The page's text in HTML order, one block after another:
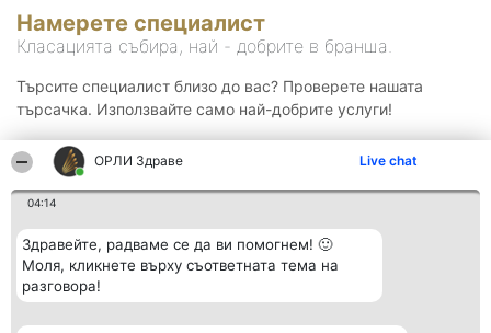
ОРЛИ Здраве Live chat
04:14
Здравейте, радваме се да ви помогнем! 🙂
Моля, кликнете върху съответната тема на
разговора!
Намерете специалист
Класацията събира, най - добрите в бранша.
Търсите специалист близо до вас? Проверете нашата
търсачка. Използвайте само най-добрите услуги!